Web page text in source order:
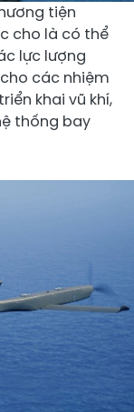
tiện
cho là có thể
lực lượng
các nhiệm
khai vũ khí,
thống bay